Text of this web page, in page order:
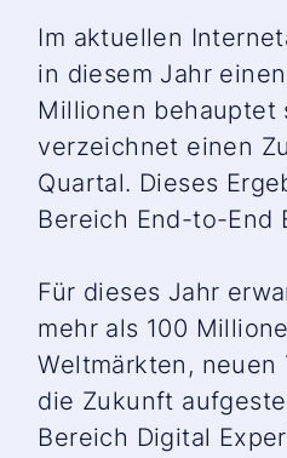
Im aktuellen
in diesem Jahr
Millionen behauptet
verzeichnet einen
Quartal. Dieses
Bereich End-to-End
Für dieses Jahr
mehr als 100
Weltmärkten,
die Zukunft
Bereich Digital